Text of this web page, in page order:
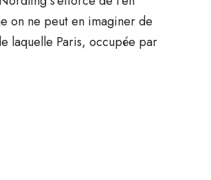
on ne peut en imaginer de
laquelle Paris, occupée par